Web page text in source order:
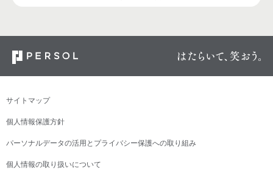
サイトマップ
個人情報保護方針
パーソナルデータの活用とプライバシー保護への取り組み
個人情報の取り扱いについて